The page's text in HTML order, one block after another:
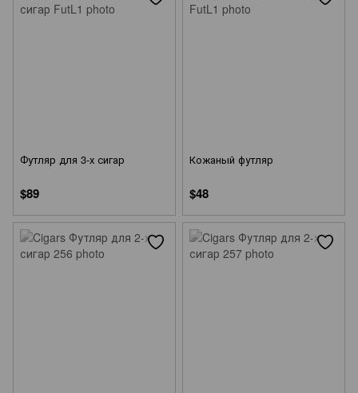
Футляр для 3-х сигар
$89
Кожаный футляр
$48